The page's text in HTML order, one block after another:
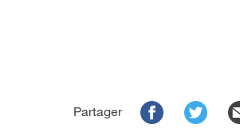
Partager